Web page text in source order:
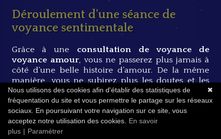
Déroulement d'une séance de
voyance sentimentale
Grâce à une consultation de voyance de
voyance amour, vous ne passerez plus jamais à
côté d’une belle histoire d’amour. De la même
manière, vous ne subirez plus les doutes et les
tiraillements induits par une relation qui vous
pose difficulté.
Vous pourrez choisir la meilleure solution. Mettre
fin à une relation nocive, continuer sur votre
✖
Nous utilisons des cookies afin d'établir des statistiques de
fréquentation du site et vous permettre le partage sur les réseaux
sociaux. En poursuivant votre navigation sur ce site, vous
acceptez notre utilisation des cookies.
En savoir
plus | Paramétrer